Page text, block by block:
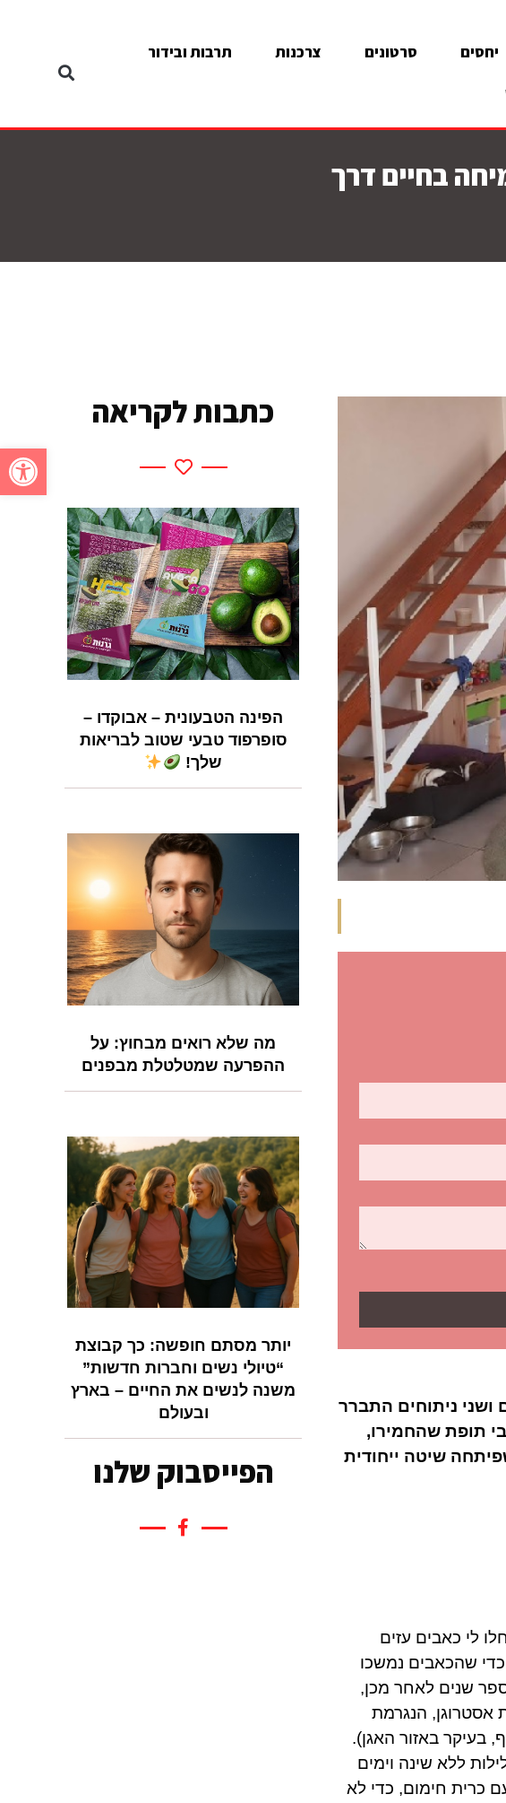
פתח
יחסים סרטונים צרכנות תרבות ובידור
בחיים דרך
ניתוחים התברר
תופת שהחמירו,
שיטה ייחודית
לי כאבים עזים
כדי שהכאבים נמשכו
שנים לאחר מכן,
אסטרוגן, הנגרמת
בעיקר באזור האגן).
ללא שינה וימים
כרית חימום, כדי לא
כתבות לקריאה
הפינה הטבעונית – אבוקדו –
סופרפוד טבעי שטוב לבריאות
שלך!
מה שלא רואים מבחוץ: על
ההפרעה שמטלטלת מבפנים
יותר מסתם חופשה: כך קבוצת
“טיולי נשים וחברות חדשות”
משנה לנשים את החיים – בארץ
ובעולם
הפייסבוק שלנו